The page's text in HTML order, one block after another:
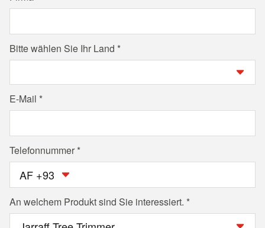
Bitte wählen Sie Ihr Land
E-Mail
Telefonnummer
AF +93
An welchem Produkt sind Sie interessiert.